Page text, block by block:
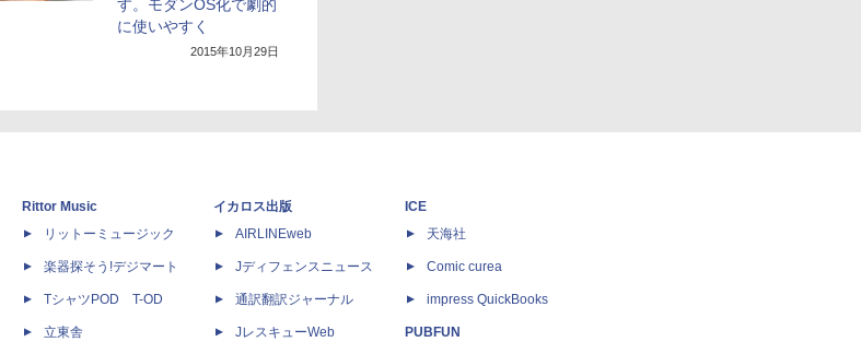
す。モダンOS化で劇的
に使いやすく
2015年10月29日
Rittor Music
リットーミュージック
楽器探そう!デジマート
TシャツPOD T-OD
立東舎
イカロス出版
AIRLINEweb
Jディフェンスニュース
通訳翻訳ジャーナル
JレスキューWeb
ICE
天海社
Comic curea
impress QuickBooks
PUBFUN